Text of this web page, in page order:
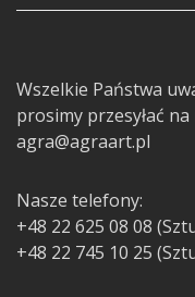
Wszelkie Państwa
prosimy przesyłać
agra@agraart.pl
Nasze telefony:
+48 22 625 08 08
+48 22 745 10 25